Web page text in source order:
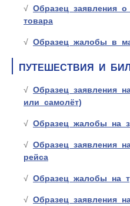
Образец заявления о
товара
Образец жалобы в
ПУТЕШЕСТВИЯ И
Образец заявления
или самолёт)
Образец жалобы на
Образец заявления
рейса
Образец жалобы на
Образец заявления